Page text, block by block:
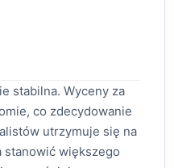
stabilna. Wyceny za
co zdecydowanie
utrzymuje się na
stanowić większego